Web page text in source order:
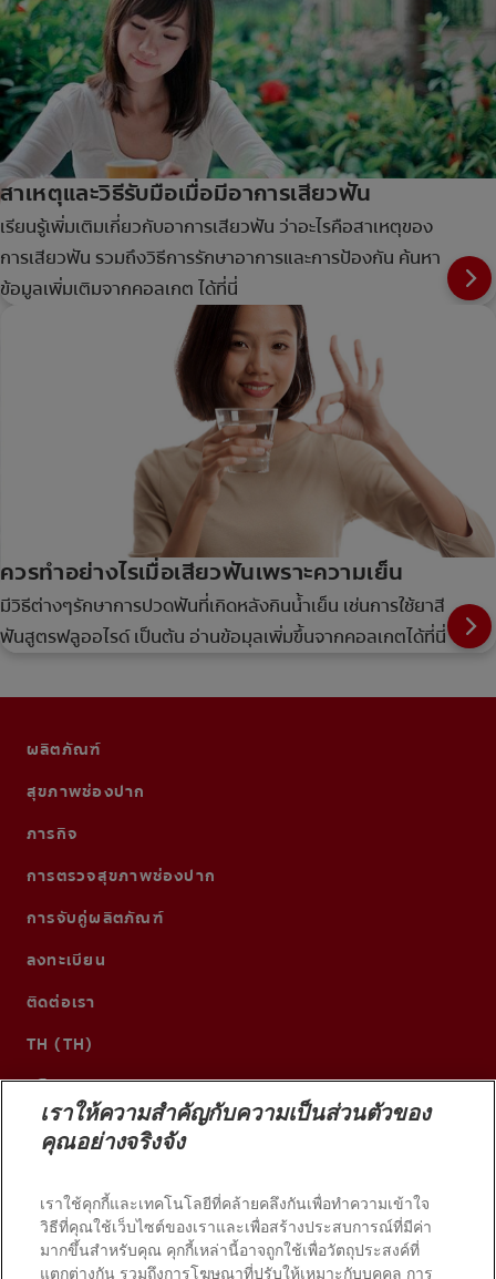
สาเหตุและวิธีรับมือเมื่อมีอาการเสียวฟัน
เรียนรู้เพิ่มเติมเกี่ยวกับอาการเสียวฟัน ว่าอะไรคือสาเหตุของ
การเสียวฟัน รวมถึงวิธีการรักษาอาการและการป้องกัน ค้นหา
ข้อมูลเพิ่มเติมจากคอลเกต ได้ที่นี่
ควรทำอย่างไรเมื่อเสียวฟันเพราะความเย็น
มีวิธีต่างๆรักษาการปวดฟันที่เกิดหลังกินน้ำเย็น เช่นการใช้ยาสี
ฟันสูตรฟลูออไรด์ เป็นต้น อ่านข้อมุลเพิ่มขึ้นจากคอลเกตได้ที่นี่
ผลิตภัณฑ์
สุขภาพช่องปาก
ภารกิจ
การตรวจสุขภาพช่องปาก
การจับคู่ผลิตภัณฑ์
ลงทะเบียน
ติดต่อเรา
TH (TH)
เราให้ความสำคัญกับความเป็นส่วนตัวของ
คุณอย่างจริงจัง
เราใช้คุกกี้และเทคโนโลยีที่คล้ายคลึงกันเพื่อทำความเข้าใจ
วิธีที่คุณใช้เว็บไซต์ของเราและเพื่อสร้างประสบการณ์ที่มีค่า
มากขึ้นสำหรับคุณ คุกกี้เหล่านี้อาจถูกใช้เพื่อวัตถุประสงค์ที่
แตกต่างกัน รวมถึงการโฆษณาที่ปรับให้เหมาะกับบุคคล การ